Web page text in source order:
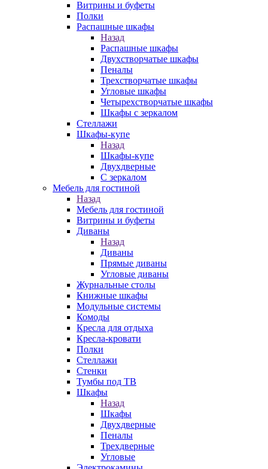
Витрины и буфеты
Полки
Распашные шкафы
Назад
Распашные шкафы
Двухстворчатые шкафы
Пеналы
Трехстворчатые шкафы
Угловые шкафы
Четырехстворчатые шкафы
Шкафы с зеркалом
Стеллажи
Шкафы-купе
Назад
Шкафы-купе
Двухдверные
С зеркалом
Мебель для гостиной
Назад
Мебель для гостиной
Витрины и буфеты
Диваны
Назад
Диваны
Прямые диваны
Угловые диваны
Журнальные столы
Книжные шкафы
Модульные системы
Комоды
Кресла для отдыха
Кресла-кровати
Полки
Стеллажи
Стенки
Тумбы под ТВ
Шкафы
Назад
Шкафы
Двухдверные
Пеналы
Трехдверные
Угловые